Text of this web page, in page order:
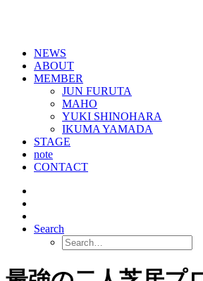
NEWS
ABOUT
MEMBER
JUN FURUTA
MAHO
YUKI SHINOHARA
IKUMA YAMADA
STAGE
note
CONTACT
Search